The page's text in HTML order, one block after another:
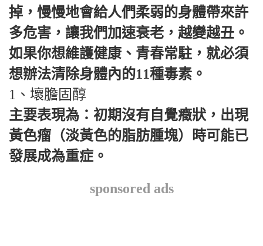
掉，慢慢地會給人們柔弱的身體帶來許
多危害，讓我們加速衰老，越變越丑。
如果你想維護健康、青春常駐，就必須
想辦法清除身體內的11種毒素。
1、壞膽固醇
主要表現為：初期沒有自覺癥狀，出現
黃色瘤（淡黃色的脂肪腫塊）時可能已
發展成為重症。
sponsored ads